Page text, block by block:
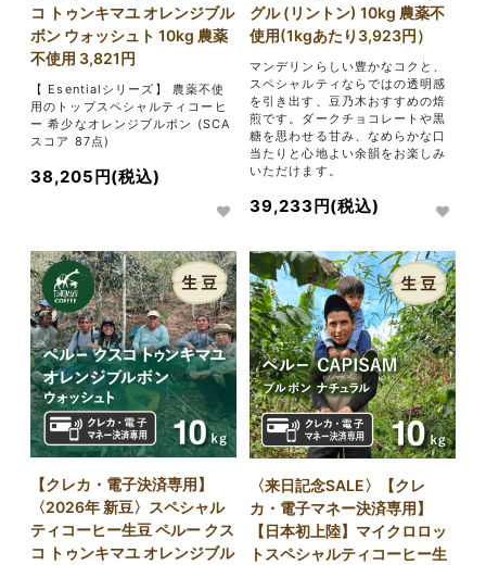
コ トゥンキマユ オレンジブル
ボン ウォッシュト 10kg 農薬
不使用 3,821円
【 Esentialシリーズ】 農薬不使
用のトップスペシャルティコーヒ
ー 希少なオレンジブルボン (SCA
スコア 87点)
38,205円(税込)
グル (リントン) 10kg 農薬不
使用(1kgあたり3,923円）
マンデリンらしい豊かなコクと、
スペシャルティならではの透明感
を引き出す、豆乃木おすすめの焙
煎です。ダークチョコレートや黒
糖を思わせる甘み、なめらかな口
当たりと心地よい余韻をお楽しみ
いただけます。
39,233円(税込)
【クレカ・電子決済専用】
〈2026年 新豆〉スペシャル
ティコーヒー生豆 ペルー クス
コ トゥンキマユ オレンジブル
〈来日記念SALE〉【クレ
カ・電子マネー決済専用】
【日本初上陸】マイクロロッ
トスペシャルティコーヒー生